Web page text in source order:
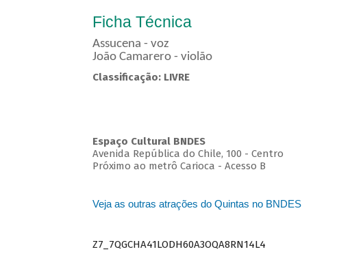
Ficha Técnica
Assucena - voz
João Camarero - violão
Classificação: LIVRE
Espaço Cultural BNDES
Avenida República do Chile, 100 - Centro
Próximo ao metrô Carioca - Acesso B
Veja as outras atrações do Quintas no BNDES
Z7_7QGCHA41LODH60A3OQA8RN14L4